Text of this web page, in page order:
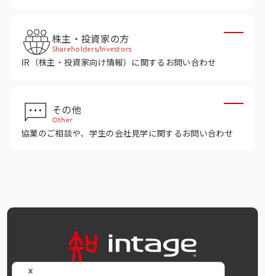
事例紹介
コーポレートサイト
株主・投資家の方
Shareholders/Investors
IR（株主・投資家向け情報）に関するお問い合わせ
その他
Other
協業のご相談や、学生の会社見学に関するお問い合わせ